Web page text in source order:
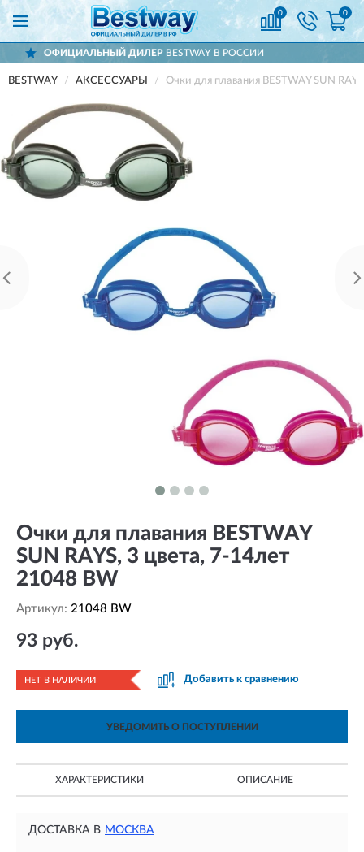
0 0
ДИЛЕРBESTWAY В РОССИИ
BESTWAY АКСЕССУАРЫ Очки для плавания BESTWAY SUN
Очки для плавания BESTWAY
SUN RAYS, 3 цвета, 7-14лет
21048 BW
Артикул: 21048 BW
93 руб.
НЕТ В НАЛИЧИИ Добавить к сравнению
УВЕДОМИТЬ О ПОСТУПЛЕНИИ
ХАРАКТЕРИСТИКИ ОПИСАНИЕ
ДОСТАВКА В МОСКВА